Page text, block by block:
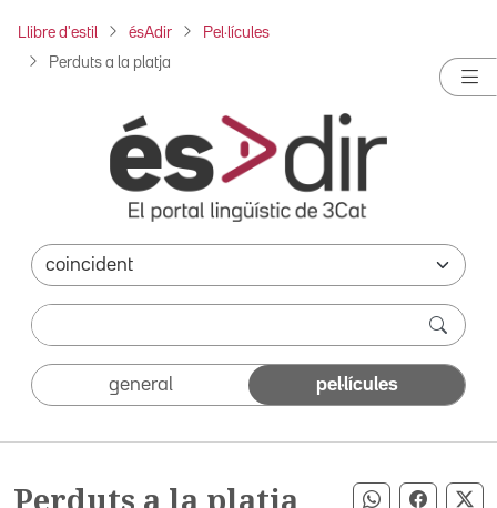
Llibre d'estil ésAdir Pel·lícules
Perduts a la platja
general pel·lícules
Perduts a la platja Compartir